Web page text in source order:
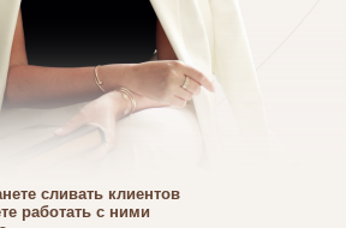
сливать клиентов
работать с ними